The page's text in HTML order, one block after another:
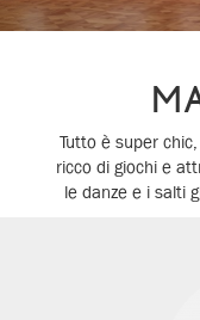
Tutto è super
ricco di giochi e
le danze e i salti